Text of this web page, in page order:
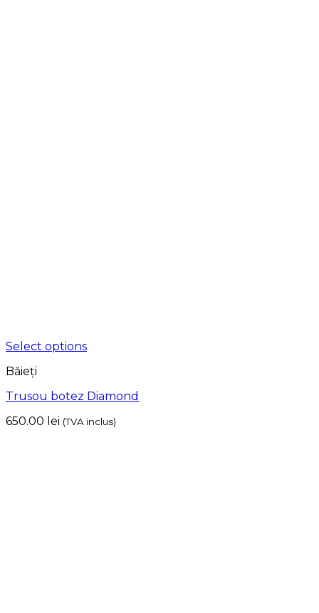
Select options
Băieți
Trusou botez Diamond
650.00 lei (TVA inclus)